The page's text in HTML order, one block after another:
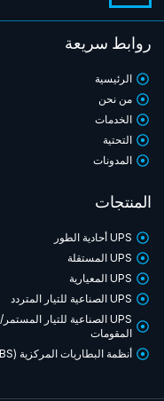
روابط سريعة
الرئيسية
من نحن
الخدمات
التحتية
المدونات
المنتجات
UPS أحادية الطور
UPS المستقلة
UPS المعيارية
UPS الصناعية للتيار المتردد
UPS الصناعية للتيار المستمر/
المقومات
أنظمة البطاريات المركزية (CBS)